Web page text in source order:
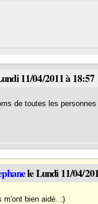
11/04/2011 à 18:57
de toutes les
le Lundi 11/04/
m'ont bien aidé. :)